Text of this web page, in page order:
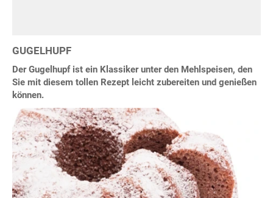
GUGELHUPF
Der Gugelhupf ist ein Klassiker unter den Mehlspeisen, den
Sie mit diesem tollen Rezept leicht zubereiten und genießen
können.